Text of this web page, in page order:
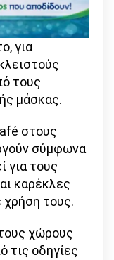
για
τους
μάσκας.
στους
σύμφωνα
για τους
καρέκλες
χρήση τους.
χώρους
τις οδηγίες